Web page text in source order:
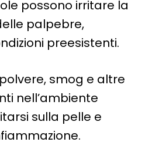
possono irritare la
palpebre,
preesistenti​.
smog e altre
nell’ambiente
sulla pelle e